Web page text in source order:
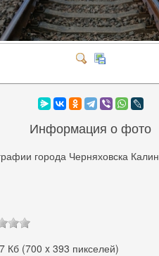
Информация о фото
города Черняховска
Кб (700 x 393 пикселей)